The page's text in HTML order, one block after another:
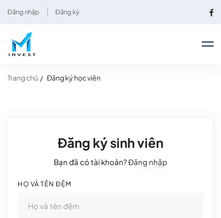
Đăng nhập Đăng ký
Trang chủ Đăng ký học viên
Đăng ký sinh viên
Bạn đã có tài khoản?Đăng nhập
HỌ VÀ TÊN ĐỆM